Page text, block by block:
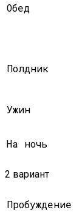
Обед
Полдник
Ужин
На ночь
2 вариант
Пробуждение